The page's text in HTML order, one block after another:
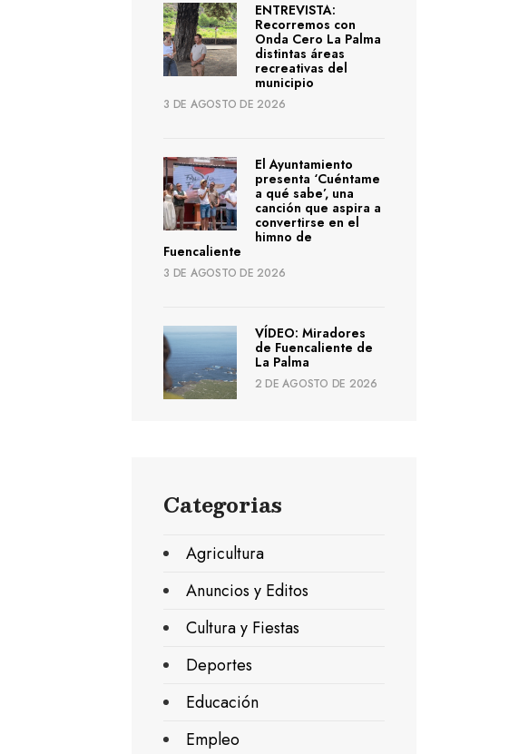
ENTREVISTA:
Recorremos con
Onda Cero La Palma
distintas áreas
recreativas del
municipio
3 DE AGOSTO DE 2026
El Ayuntamiento
presenta ‘Cuéntame
a qué sabe’, una
canción que aspira a
convertirse en el
himno de
Fuencaliente
3 DE AGOSTO DE 2026
VÍDEO: Miradores
de Fuencaliente de
La Palma
2 DE AGOSTO DE 2026
Categorias
Agricultura
Anuncios y Editos
Cultura y Fiestas
Deportes
Educación
Empleo